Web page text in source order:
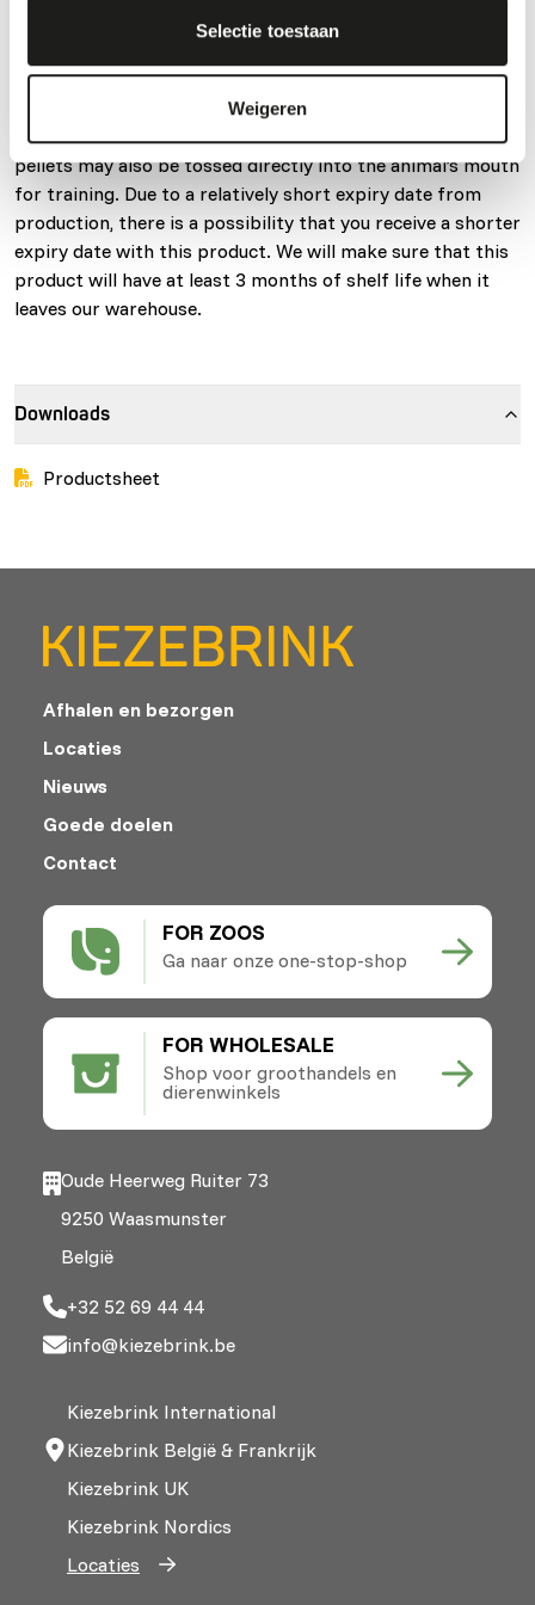
Selectie toestaan
Weigeren
and Monitor Lizards. Mazuri® Crocodilian Diet-Large is a
under managed care. This floating pellet crocodile food is
designed to be tossed into the water to encourage animals
to come to the surface for feeding. These large crocodile
pellets may also be tossed directly into the animal’s mouth
for training. Due to a relatively short expiry date from
production, there is a possibility that you receive a shorter
expiry date with this product. We will make sure that this
product will have at least 3 months of shelf life when it
leaves our warehouse.
Downloads
Productsheet
FOR ZOOS
Ga naar onze one-stop-shop
FOR WHOLESALE
Shop voor groothandels en
dierenwinkels
Afhalen en bezorgen
Locaties
Nieuws
Goede doelen
Contact
Oude Heerweg Ruiter 73
9250 Waasmunster
België
+32 52 69 44 44
info@kiezebrink.be
Kiezebrink International
Kiezebrink België & Frankrijk
Kiezebrink UK
Kiezebrink Nordics
Locaties